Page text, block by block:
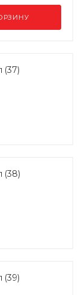
(37)
(38)
(39)